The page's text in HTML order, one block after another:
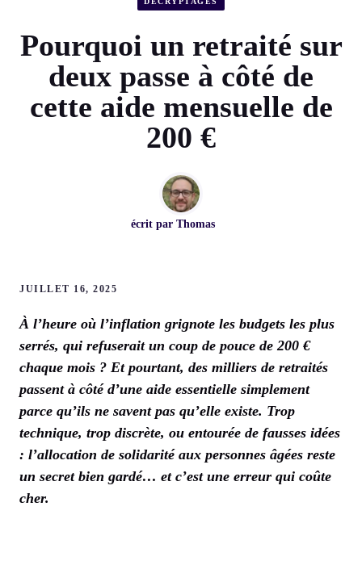
Pourquoi un retraité sur
deux passe à côté de
cette aide mensuelle de
200 €
écrit par Thomas
JUILLET 16, 2025
À l’heure où l’inflation grignote les budgets les plus
serrés, qui refuserait un coup de pouce de 200 €
chaque mois ? Et pourtant, des milliers de retraités
passent à côté d’une aide essentielle simplement
parce qu’ils ne savent pas qu’elle existe. Trop
technique, trop discrète, ou entourée de fausses idées
: l’allocation de solidarité aux personnes âgées reste
un secret bien gardé… et c’est une erreur qui coûte
cher.